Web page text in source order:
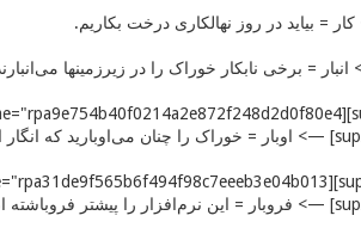
= بیاید در روز نهالکاری درخت بکاریم.
= برخی نابکار خوراک را در زیرزمینها